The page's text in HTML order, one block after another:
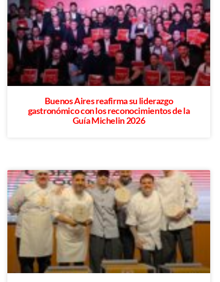
Buenos Aires reafirma su liderazgo
gastronómico con los reconocimientos de la
Guía Michelin 2026